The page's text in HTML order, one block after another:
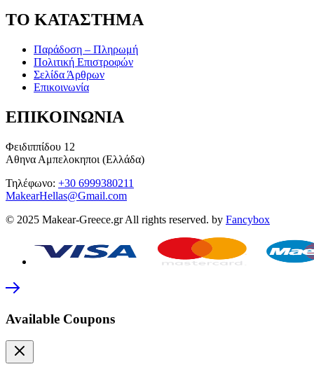
ΤΟ ΚΑΤΑΣΤΗΜΑ
Παράδοση – Πληρωμή
Πολιτική Επιστροφών
Σελίδα Άρθρων
Επικοινωνία
ΕΠΙΚΟΙΝΩΝΙΑ
Φειδιππίδου 12
Αθηνα Αμπελοκηποι (Ελλάδα)
Τηλέφωνο: +30 6999380211
MakearHellas@Gmail.com
© 2025 Makear-Greece.gr All rights reserved. by Fancybox
Available Coupons